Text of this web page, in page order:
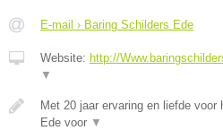
E-mail › Baring Schilders Ede
Website: http://
▼
Met 20 jaar ervaring en liefde
Ede voor ▼